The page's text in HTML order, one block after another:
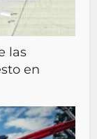
las
en